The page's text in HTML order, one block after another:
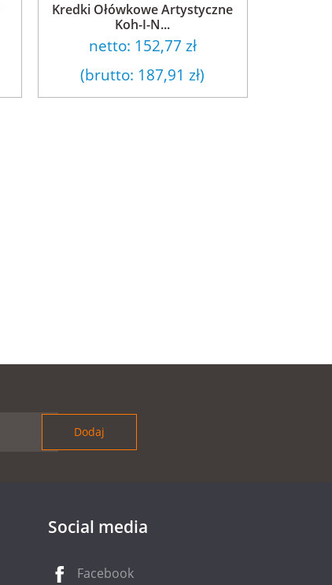
Kredki Ołówkowe Artystyczne
Koh-I-N...
netto: 152,77 zł
(brutto: 187,91 zł)
Social media
Facebook